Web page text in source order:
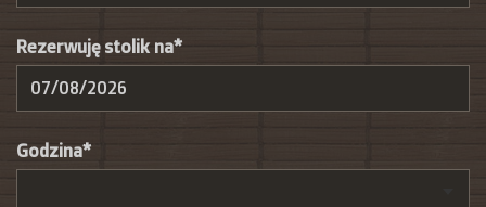
Rezerwuję stolik na*
Godzina*